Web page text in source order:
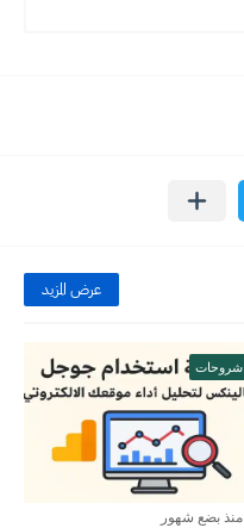
عرض المزيد
شروحات
منذ بضع شهور